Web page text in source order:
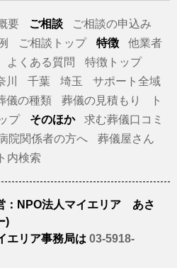
要 ご相談
ご相談の申込み
ご相談トップ 特徴
他業者
よくある質問
特徴トップ
川 千葉 埼玉
サポート全域
儀の種類 葬儀の見積もり
ト
プ そのほか
求む葬儀口コミ
院関係者の方へ
葬儀屋さん
内検索
：NPO法人マイエリア あさ
)
エリア事務局は03-5918-